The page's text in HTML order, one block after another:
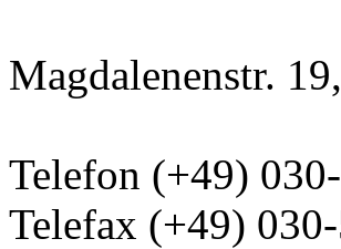
Magdalenenstr.
Telefon (+49)
Telefax (+49)